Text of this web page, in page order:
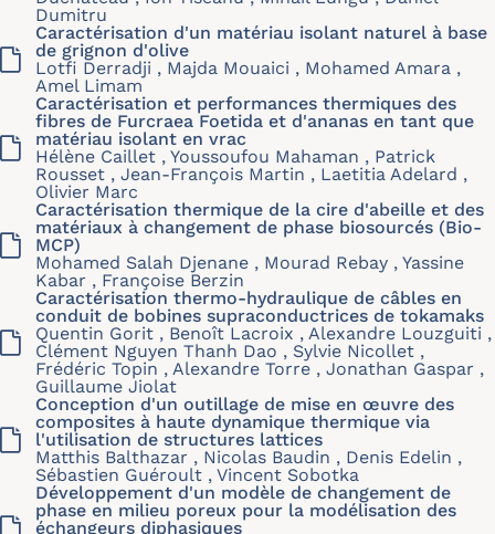
Dumitru
Caractérisation d'un matériau isolant naturel à base
de grignon d'olive
Lotfi Derradji , Majda Mouaici , Mohamed Amara ,
Amel Limam
Caractérisation et performances thermiques des
fibres de Furcraea Foetida et d'ananas en tant que
matériau isolant en vrac
Hélène Caillet , Youssoufou Mahaman , Patrick
Rousset , Jean-François Martin , Laetitia Adelard ,
Olivier Marc
Caractérisation thermique de la cire d'abeille et des
matériaux à changement de phase biosourcés (Bio-
MCP)
Mohamed Salah Djenane , Mourad Rebay , Yassine
Kabar , Françoise Berzin
Caractérisation thermo-hydraulique de câbles en
conduit de bobines supraconductrices de tokamaks
Quentin Gorit , Benoît Lacroix , Alexandre Louzguiti ,
Clément Nguyen Thanh Dao , Sylvie Nicollet ,
Frédéric Topin , Alexandre Torre , Jonathan Gaspar ,
Guillaume Jiolat
Conception d'un outillage de mise en œuvre des
composites à haute dynamique thermique via
l'utilisation de structures lattices
Matthis Balthazar , Nicolas Baudin , Denis Edelin ,
Sébastien Guéroult , Vincent Sobotka
Développement d'un modèle de changement de
phase en milieu poreux pour la modélisation des
échangeurs diphasiques